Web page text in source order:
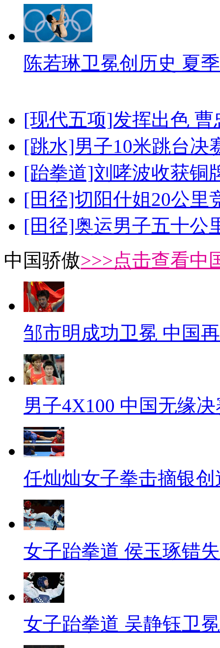
陈若琳卫冕创历史 夏
[现代五项]发挥出色
[跳水]男子10米跳台决
[跆拳道]刘哮波收获铜
[田径]切阳什姐20公里
[田径]奥运男子五十公
中国骄傲>>>点击查看中
邹市明成功卫冕 中国
男子4X100 中国无缘
任灿灿女子拳击摘银
女子跆拳道 侯玉琢错
女子跆拳道 吴静钰卫冕